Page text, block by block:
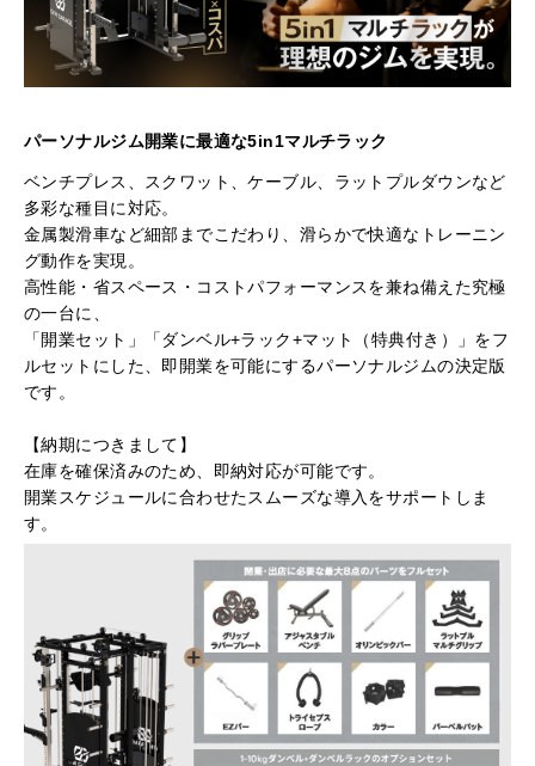
パーソナルジム開業に最適な5in1マルチラック
ベンチプレス、スクワット、ケーブル、ラットプルダウンなど
多彩な種目に対応。
金属製滑車など細部までこだわり、滑らかで快適なトレーニン
グ動作を実現。
高性能・省スペース・コストパフォーマンスを兼ね備えた究極
の一台に、
「開業セット」「ダンベル+ラック+マット（特典付き）」をフ
ルセットにした、即開業を可能にするパーソナルジムの決定版
です。
【納期につきまして】
在庫を確保済みのため、即納対応が可能です。
開業スケジュールに合わせたスムーズな導入をサポートしま
す。